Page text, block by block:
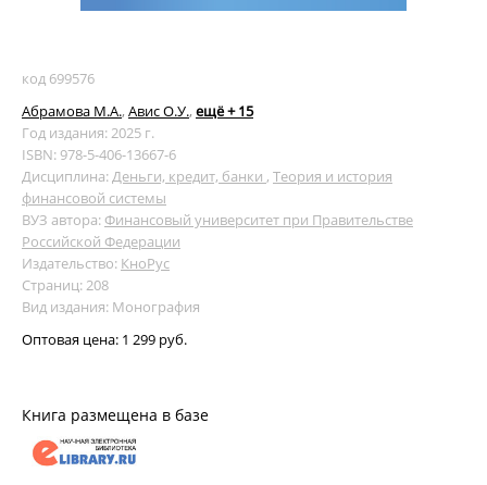
код 699576
Абрамова М.А., Авис О.У., ещё + 15
Год издания: 2025 г.
ISBN: 978-5-406-13667-6
Дисциплина:Деньги, кредит, банки , Теория и история
финансовой системы
ВУЗ автора: Финансовый университет при Правительстве
Российской Федерации
Издательство: КноРус
Страниц: 208
Вид издания: Монография
Оптовая цена: 1 299 руб.
Книга размещена в базе